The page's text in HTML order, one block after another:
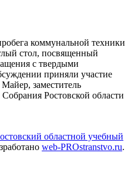
коммунальной техники
стол, посвященный
с твердыми
приняли участие
заместитель
Собрания Ростовской области
областной учебный
web-PROstranstvo.ru.